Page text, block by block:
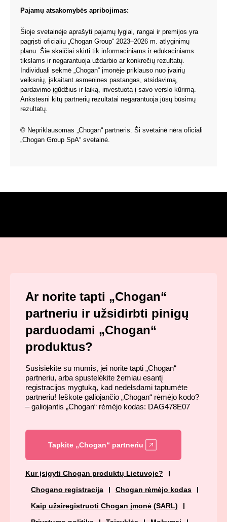
Pajamų atsakomybės apribojimas:
Šioje svetainėje aprašyti pajamų lygiai, rangai ir premijos yra
pagrįsti oficialiu „Chogan Group“ 2023–2026 m. atlyginimų
planu. Šie skaičiai skirti tik informaciniams ir edukaciniams
tikslams ir negarantuoja uždarbio ar konkrečių rezultatų.
Individuali sėkmė „Chogan“ įmonėje priklauso nuo įvairių
veiksnių, įskaitant asmenines pastangas, atsidavimą,
pardavimo įgūdžius ir laiką, investuotą į savo verslo kūrimą.
Ankstesni kitų partnerių rezultatai negarantuoja jūsų būsimų
rezultatų.
© Nepriklausomas „Chogan“ partneris. Ši svetainė nėra oficiali
„Chogan Group SpA“ svetainė.
Ar norite tapti „Chogan“
partneriu ir užsidirbti pinigų
parduodami „Chogan“
produktus?
Susisiekite su mumis, jei norite tapti „Chogan“
partneriu, arba spustelėkite žemiau esantį
registracijos mygtuką, kad nedelsdami taptumėte
partneriu! Ieškote galiojančio „Chogan“ rėmėjo kodo?
– galiojantis „Chogan“ rėmėjo kodas: DAG478E07
Tapkite „Chogan“ partneriu
Kur įsigyti Chogan produktų Lietuvoje?
Chogano registracija
Chogan rėmėjo kodas
Kaip užsiregistruoti Chogan įmonė (SARL)